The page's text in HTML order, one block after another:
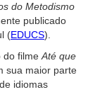
do Metodismo
publicado
(EDUCS).
do filme Até que
sua maior parte
idiomas